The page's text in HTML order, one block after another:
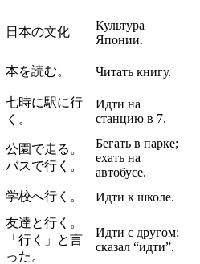
日本の文化
Культура
Японии.
本を読む。 Читать книгу.
七時に駅に行
く。
Идти на
станцию в 7.
公園で走る。
バスで行く。
Бегать в парке;
ехать на
автобусе.
学校へ行く。 Идти к школе.
友達と行く。
「行く」と言
った。
Идти с другом;
сказал “идти”.